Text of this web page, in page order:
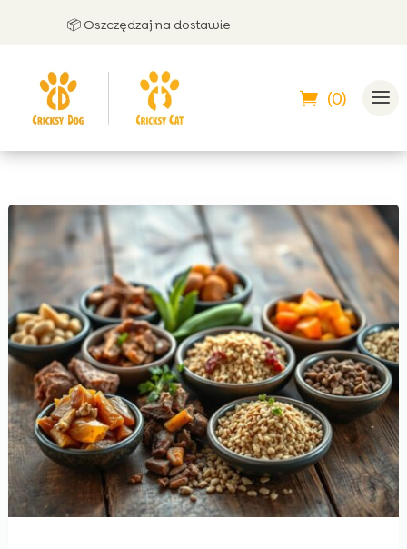
📦 Oszczędzaj na dostawie
(0)